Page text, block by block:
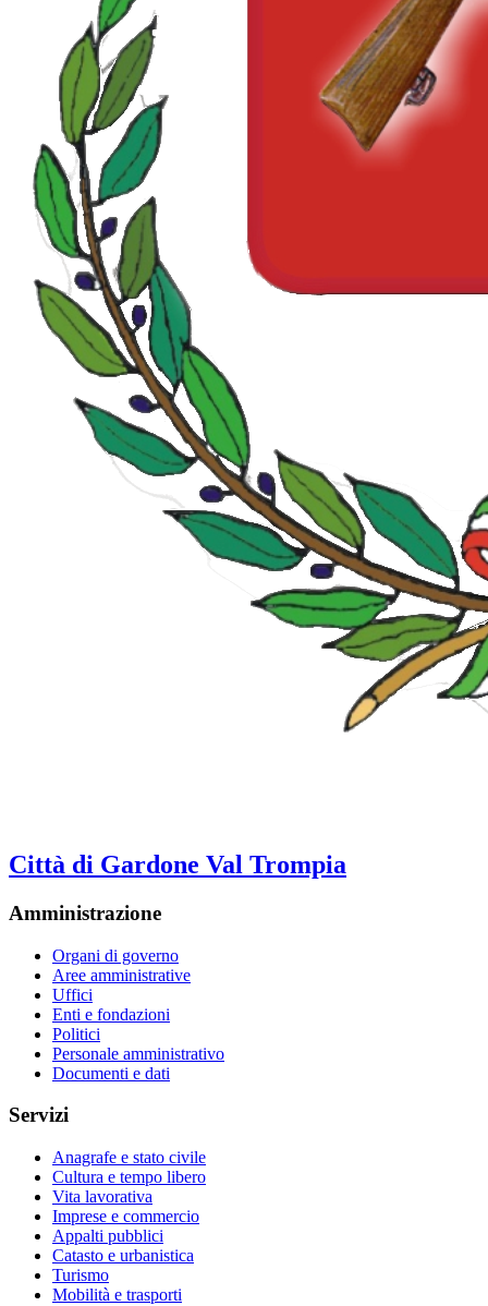
Città di Gardone Val Trompia
Amministrazione
Organi di governo
Aree amministrative
Uffici
Enti e fondazioni
Politici
Personale amministrativo
Documenti e dati
Servizi
Anagrafe e stato civile
Cultura e tempo libero
Vita lavorativa
Imprese e commercio
Appalti pubblici
Catasto e urbanistica
Turismo
Mobilità e trasporti